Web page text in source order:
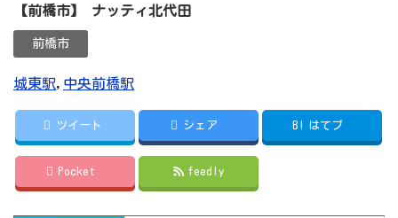
【前橋市】 ナッティ北代田
前橋市
城東駅, 中央前橋駅
ツイート シェア B! はてブ
Pocket feedly